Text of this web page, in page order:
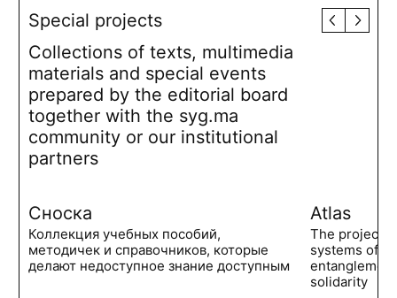
Special projects
Collections of texts, multimedia
materials and special events
prepared by the editorial board
together with the syg.ma
community or our institutional
partners
Сноска
Коллекция учебных пособий,
методичек и справочников, которые
делают недоступное знание доступным
Atlas
The project
systems of
solidarity